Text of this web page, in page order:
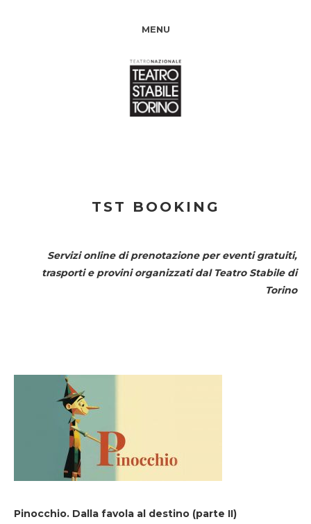
MENU
TST BOOKING
Servizi online di prenotazione per eventi gratuiti,
trasporti e provini organizzati dal Teatro Stabile di
Torino
Pinocchio. Dalla favola al destino (parte II)